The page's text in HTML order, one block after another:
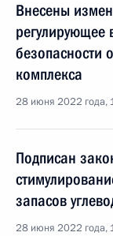
Внесены
регулирующее
безопасности
комплекса
28 июня 2022 года,
Подписан
запасов
28 июня 2022 года,